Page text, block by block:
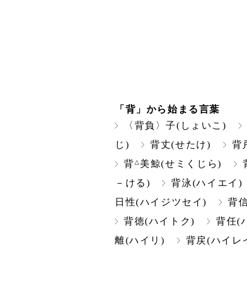
「背」から始まる言葉
〈背負〉子(しょいこ)
じ)
背丈(せたけ) 背
背 △ 美鯨(せミくじら)
－ける)
背泳(ハイエイ)
日性(ハイジツセイ)
背
背徳(ハイトク)
背任(
離(ハイリ)
背戻(ハイレ